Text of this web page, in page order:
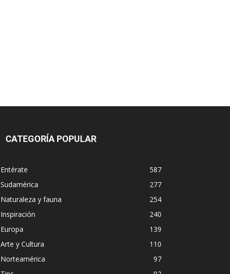
CATEGORÍA POPULAR
Entérate
587
Sudamérica
277
Naturaleza y fauna
254
Inspiración
240
Europa
139
Arte y Cultura
110
Norteamérica
97